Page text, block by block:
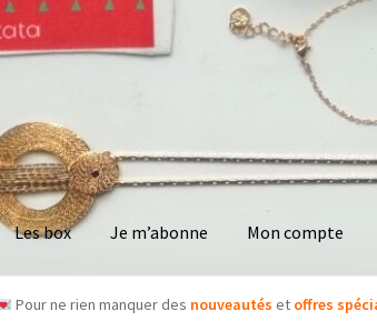
Les box Je m’abonne Mon compte
Pour ne rien manquer des nouveautés et offres